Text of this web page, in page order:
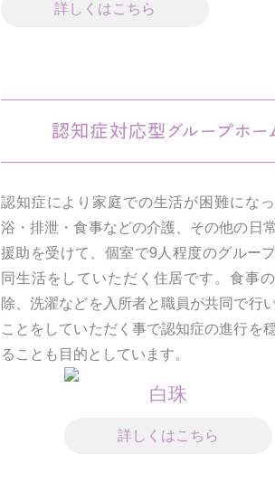
詳しくはこちら
認知症により家庭での生活が困難にな
浴・排泄・食事などの介護、その他の日
援助を受けて、個室で9人程度のグルー
同生活をしていただく住居です。食事
除、洗濯などを入所者と職員が共同で行
ことをしていただく事で認知症の進行を
ることも目的としています。
白珠
詳しくはこちら